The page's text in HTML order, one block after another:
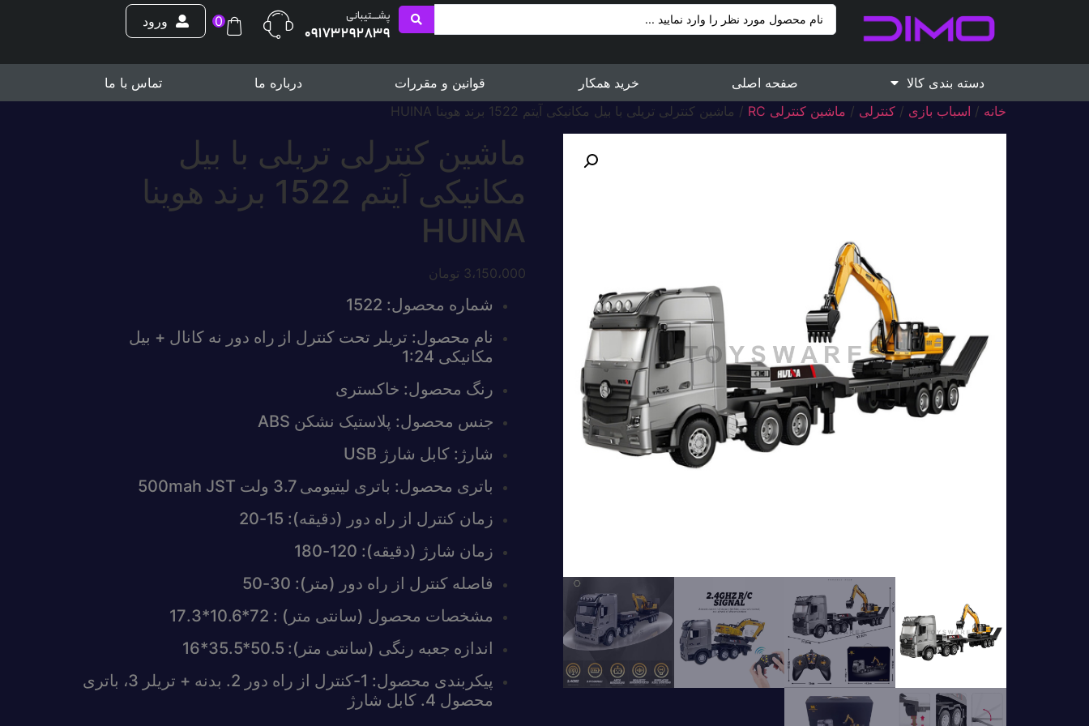
پشــــتیبانی
09173292839
0 ورود
دسته بندی کالا صفحه اصلی خرید همکار قوانین و مقررات درباره ما
تماس با ما
خانه / اسباب بازی / کنترلی / ماشین کنترلی RC / ماشین کنترلی تریلی با بیل مکانیکی آیتم 1522 برند هوینا HUINA
ماشین کنترلی تریلی با بیل
مکانیکی آیتم 1522 برند هوینا
HUINA
3،150،000 تومان
شماره محصول: 1522
نام محصول: تریلر تحت کنترل از راه دور نه کانال + بیل
مکانیکی 1:24
رنگ محصول: خاکستری
جنس محصول: پلاستیک نشکن ABS
شارژ: کابل شارژ USB
باتری محصول: باتری لیتیومی 3.7 ولت 500mah JST
زمان کنترل از راه دور (دقیقه): 15-20
زمان شارژ (دقیقه): 120-180
فاصله کنترل از راه دور (متر): 30-50
مشخصات محصول (سانتی متر) : 72*10.6*17.3
اندازه جعبه رنگی (سانتی متر): 50.5*35.5*16
پیکربندی محصول: 1-کنترل از راه دور 2. بدنه + تریلر 3، باتری
محصول 4. کابل شارژ